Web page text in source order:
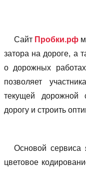
Сайт Пробки.рф
затора на дороге, а
о дорожных
позволяет
текущей дорожной
дорогу и строить
Основой сервиса
цветовое